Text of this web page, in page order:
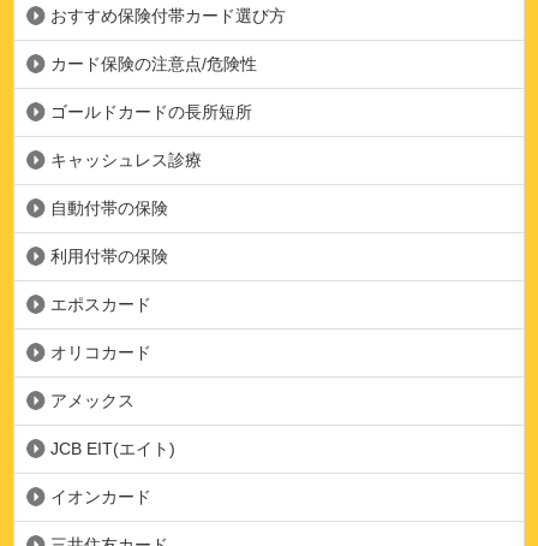
おすすめ保険付帯カード選び方
カード保険の注意点/危険性
ゴールドカードの長所短所
キャッシュレス診療
自動付帯の保険
利用付帯の保険
エポスカード
オリコカード
アメックス
JCB EIT(エイト)
イオンカード